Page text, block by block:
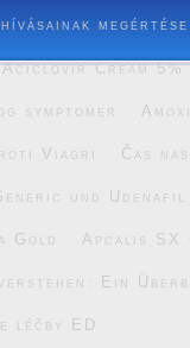
megértése
Aciclovir Cream 5%
symptomer
Viagri Čas
und Udenafil
Gold Apcalis
Ein
léčby ED